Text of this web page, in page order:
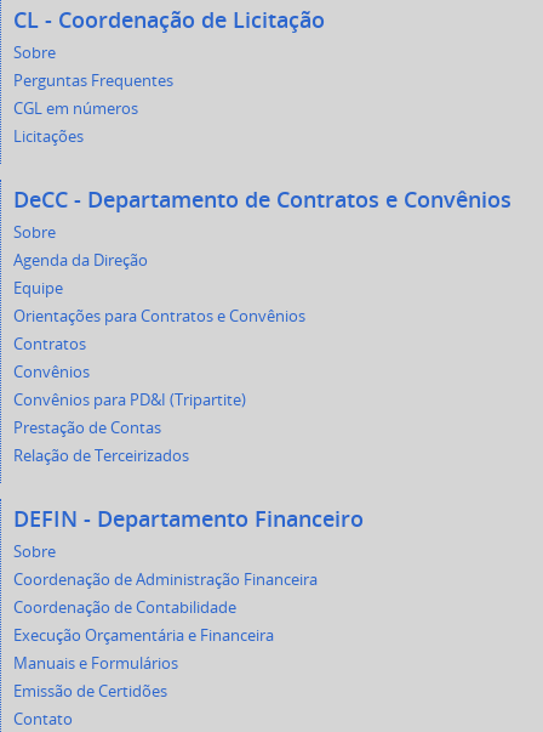
CL - Coordenação de Licitação
Sobre
Perguntas Frequentes
CGL em números
Licitações
DeCC - Departamento de Contratos e Convênios
Sobre
Agenda da Direção
Equipe
Orientações para Contratos e Convênios
Contratos
Convênios
Convênios para PD&I (Tripartite)
Prestação de Contas
Relação de Terceirizados
DEFIN - Departamento Financeiro
Sobre
Coordenação de Administração Financeira
Coordenação de Contabilidade
Execução Orçamentária e Financeira
Manuais e Formulários
Emissão de Certidões
Contato